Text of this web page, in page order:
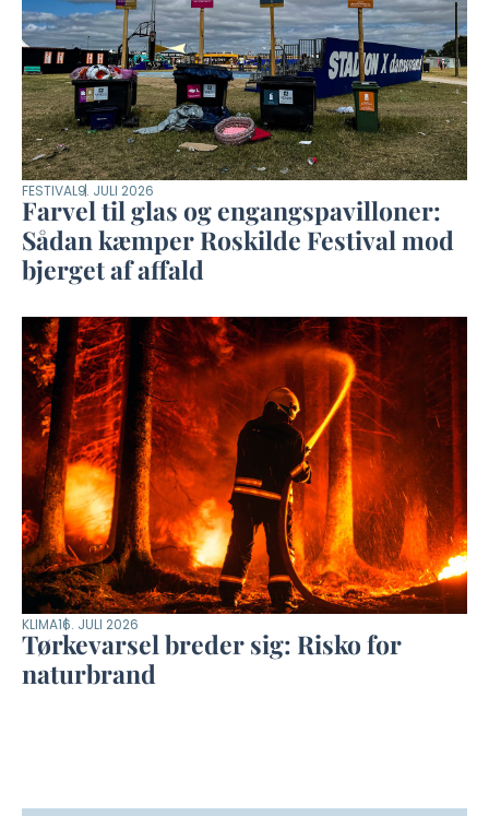
FESTIVAL9. JULI 2026
Farvel til glas og engangspavilloner:
Sådan kæmper Roskilde Festival mod
bjerget af affald
KLIMA16. JULI 2026
Tørkevarsel breder sig: Risko for
naturbrand